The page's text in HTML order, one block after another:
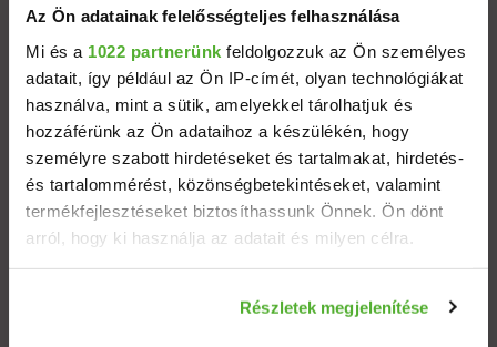
Az Ön adatainak felelősségteljes felhasználása
Mi és a 1022 partnerünk feldolgozzuk az Ön személyes
adatait, így például az Ön IP-címét, olyan technológiákat
használva, mint a sütik, amelyekkel tárolhatjuk és
hozzáférünk az Ön adataihoz a készülékén, hogy
személyre szabott hirdetéseket és tartalmakat, hirdetés-
és tartalommérést, közönségbetekintéseket, valamint
termékfejlesztéseket biztosíthassunk Önnek. Ön dönt
arról, hogy ki használja az adatait és milyen célra.
Információgyűjtés az Ön földrajzi elhelyezkedéséről
Részletek megjelenítése
Ingatlanok
Eladó házak
Eladó lakások
Települések